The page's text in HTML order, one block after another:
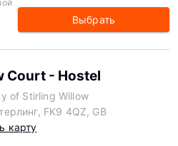
Выбрать
Court - Hostel
of Stirling Willow
FK9 4QZ, GB
карту